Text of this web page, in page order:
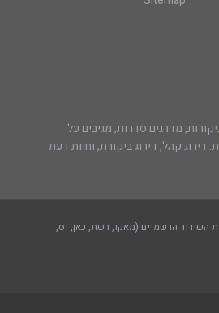
מדרגים סדרות, מגיבים על
קהל, דירוג ביקורת, וחוות דעת
השידור הרשמיים (מאקו, רשת, כאן, יס,